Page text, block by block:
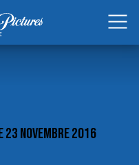
23 NOVEMBRE 2016